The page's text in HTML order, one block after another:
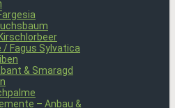
/ Fagus Sylvatica
& Smaragd
– Anbau &